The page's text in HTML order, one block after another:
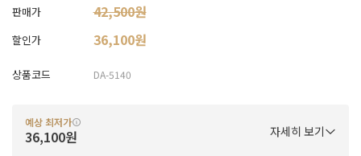
판매가 42,500원
할인가 36,100원
상품코드 DA-5140
예상 최저가
36,100원 자세히 보기